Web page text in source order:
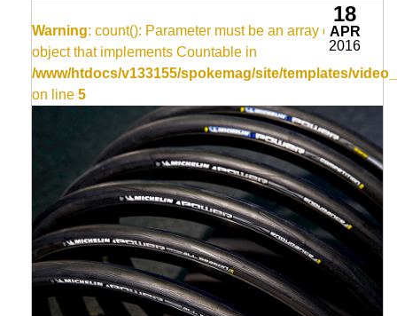
Warning: count(): Parameter must be an array or an
object that implements Countable in
/www/htdocs/v133155/spokemag/site/templates/
on line 5
18
APR
2016